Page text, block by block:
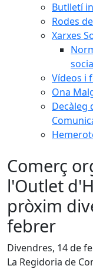
Butlletí
Rodes
Xarxes
Vídeos i
Ona
Decàleg
Comerç
l'Outlet
pròxim
febrer
Divendres, 14 de
La Regidoria de